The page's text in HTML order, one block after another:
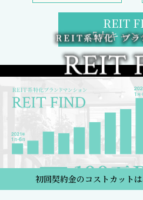
REIT
5大キャ
初回契約金のコストカット